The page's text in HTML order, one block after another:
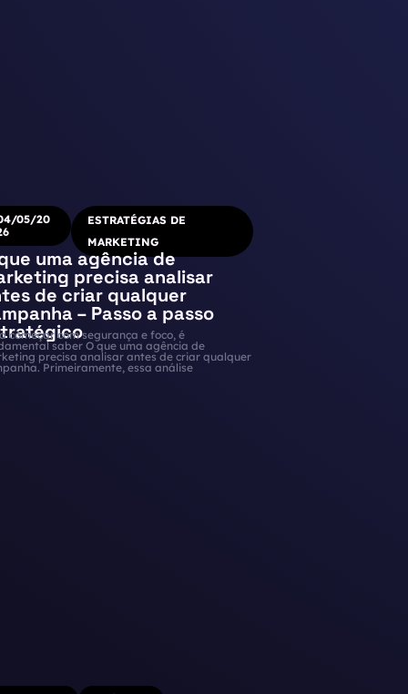
05/20
ESTRATÉGIAS DE
MARKETING
uma agência de
precisa analisar
de criar qualquer
– Passo a passo
começar com segurança e foco, é
saber O que uma agência de
precisa analisar antes de criar qualquer
Primeiramente, essa análise